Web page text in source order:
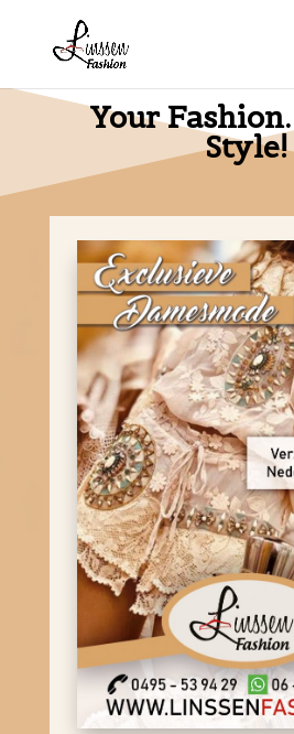
Your
Style!